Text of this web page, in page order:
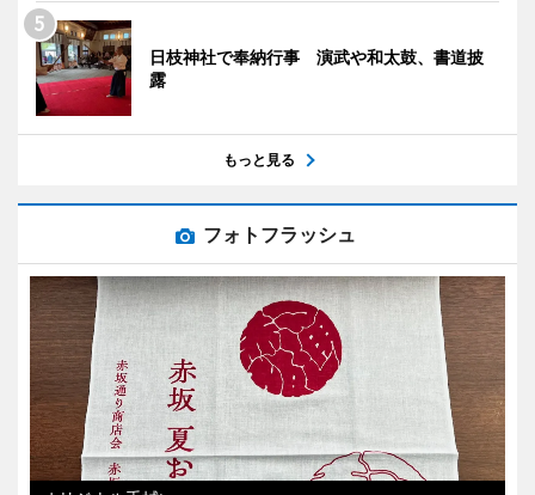
日枝神社で奉納行事 演武や和太鼓、書道披
露
もっと見る
フォトフラッシュ